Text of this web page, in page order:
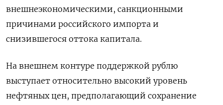
внешнеэкономическими, санкционными
причинами российского импорта и
снизившегося оттока капитала.
На внешнем контуре поддержкой рублю
выступает относительно высокий уровень
нефтяных цен, предполагающий сохранение